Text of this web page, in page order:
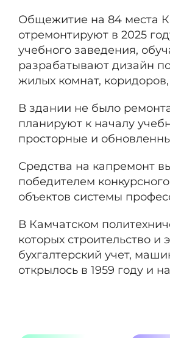
Общежитие на 84 места
отремонтируют в 2025
учебного заведения,
разрабатывают дизайн
жилых комнат,
В здании не было
планируют к началу
просторные и
Средства на капремонт
победителем
объектов системы
В Камчатском
которых строительство
бухгалтерский учет,
открылось в 1959 году и